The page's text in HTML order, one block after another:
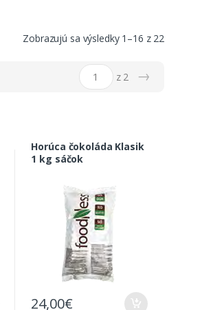
Zobrazujú sa výsledky 1–16 z 22
z 2 →
Horúca čokoláda Klasik
1 kg sáčok
24,00€